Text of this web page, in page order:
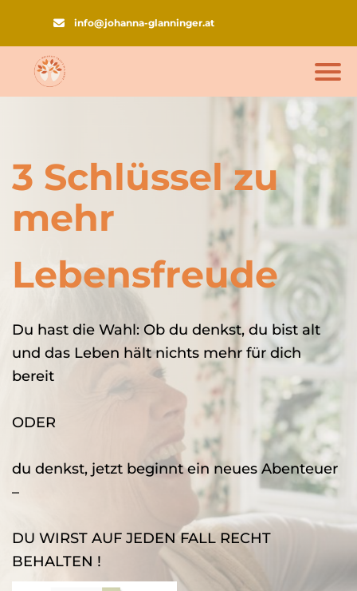
info@johanna-glanninger.at
3 Schlüssel zu
mehr
Lebensfreude
Du hast die Wahl: Ob du denkst, du bist alt
und das Leben hält nichts mehr für dich
bereit
ODER
du denkst, jetzt beginnt ein neues Abenteuer
–
DU WIRST AUF JEDEN FALL RECHT
BEHALTEN !